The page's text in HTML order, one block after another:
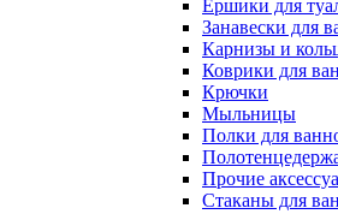
Ершики для
Занавески для
Карнизы и
Коврики для
Крючки
Мыльницы
Полки для
Прочие
Стаканы для